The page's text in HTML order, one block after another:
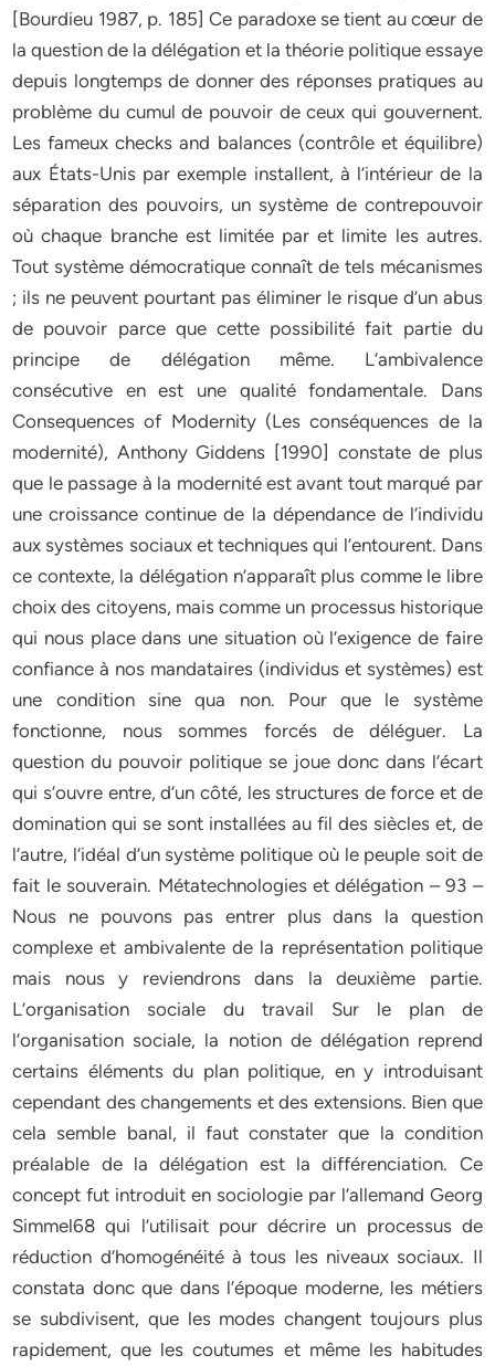
[Bourdieu 1987, p. 185] Ce paradoxe se tient au cœur de
la question de la délégation et la théorie politique essaye
depuis longtemps de donner des réponses pratiques au
problème du cumul de pouvoir de ceux qui gouvernent.
Les fameux checks and balances (contrôle et équilibre)
aux États-Unis par exemple installent, à l’intérieur de la
séparation des pouvoirs, un système de contrepouvoir
où chaque branche est limitée par et limite les autres.
Tout système démocratique connaît de tels mécanismes
; ils ne peuvent pourtant pas éliminer le risque d’un abus
de pouvoir parce que cette possibilité fait partie du
principe de délégation même. L’ambivalence
consécutive en est une qualité fondamentale. Dans
Consequences of Modernity (Les conséquences de la
modernité), Anthony Giddens [1990] constate de plus
que le passage à la modernité est avant tout marqué par
une croissance continue de la dépendance de l’individu
aux systèmes sociaux et techniques qui l’entourent. Dans
ce contexte, la délégation n’apparaît plus comme le libre
choix des citoyens, mais comme un processus historique
qui nous place dans une situation où l’exigence de faire
confiance à nos mandataires (individus et systèmes) est
une condition sine qua non. Pour que le système
fonctionne, nous sommes forcés de déléguer. La
question du pouvoir politique se joue donc dans l’écart
qui s’ouvre entre, d’un côté, les structures de force et de
domination qui se sont installées au fil des siècles et, de
l’autre, l’idéal d’un système politique où le peuple soit de
fait le souverain. Métatechnologies et délégation – 93 –
Nous ne pouvons pas entrer plus dans la question
complexe et ambivalente de la représentation politique
mais nous y reviendrons dans la deuxième partie.
L’organisation sociale du travail Sur le plan de
l’organisation sociale, la notion de délégation reprend
certains éléments du plan politique, en y introduisant
cependant des changements et des extensions. Bien que
cela semble banal, il faut constater que la condition
préalable de la délégation est la différenciation. Ce
concept fut introduit en sociologie par l’allemand Georg
Simmel68 qui l’utilisait pour décrire un processus de
réduction d’homogénéité à tous les niveaux sociaux. Il
constata donc que dans l’époque moderne, les métiers
se subdivisent, que les modes changent toujours plus
rapidement, que les coutumes et même les habitudes